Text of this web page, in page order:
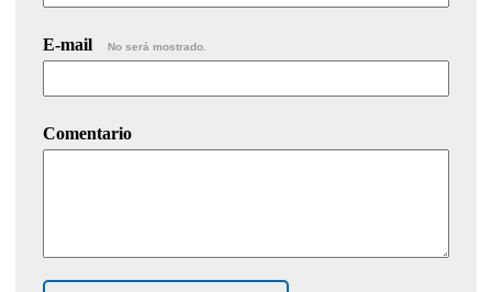
E-mail No será mostrado.
Comentario